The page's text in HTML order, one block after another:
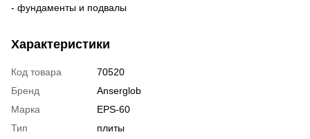
- фундаменты и подвалы
Характеристики
Код товара
70520
Бренд
Anserglob
Марка
EPS-60
Тип
плиты